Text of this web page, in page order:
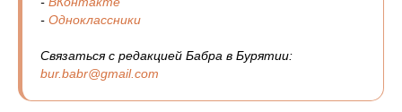
- Одноклассники
Связаться с редакцией Бабра в Бурятии:
bur.babr@gmail.com